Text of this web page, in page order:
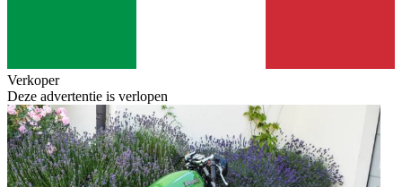
Verkoper
Deze advertentie is verlopen